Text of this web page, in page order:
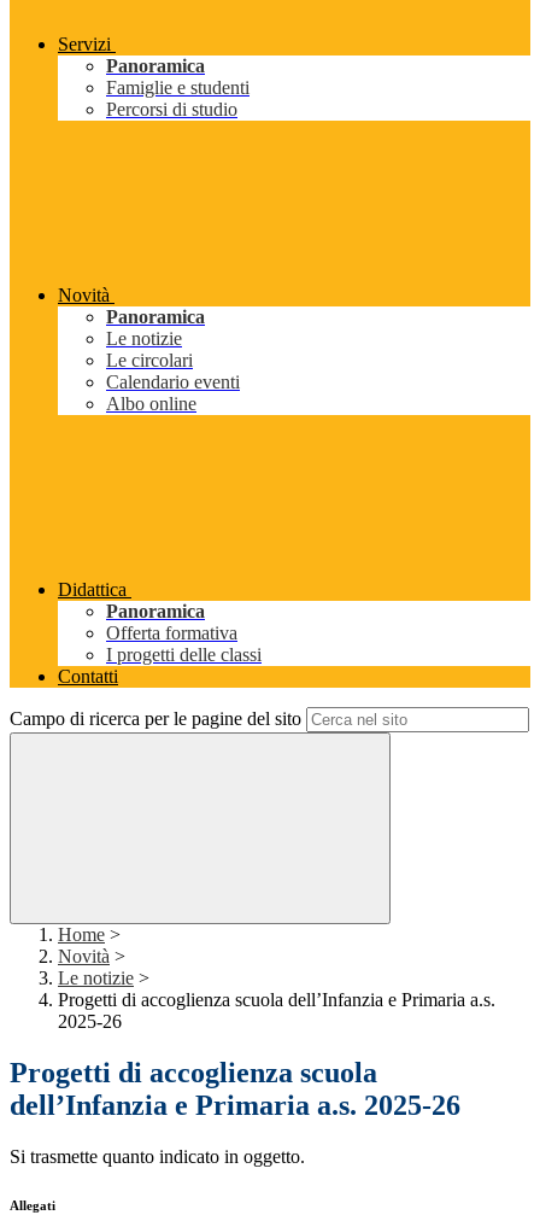
Servizi
Panoramica
Famiglie e studenti
Percorsi di studio
Novità
Panoramica
Le notizie
Le circolari
Calendario eventi
Albo online
Didattica
Panoramica
Offerta formativa
I progetti delle classi
Contatti
Campo di ricerca per le pagine del sito
Home >
Novità >
Le notizie >
Progetti di accoglienza scuola dell’Infanzia e Primaria a.s.
2025-26
Progetti di accoglienza scuola
dell’Infanzia e Primaria a.s. 2025-26
Si trasmette quanto indicato in oggetto.
Allegati